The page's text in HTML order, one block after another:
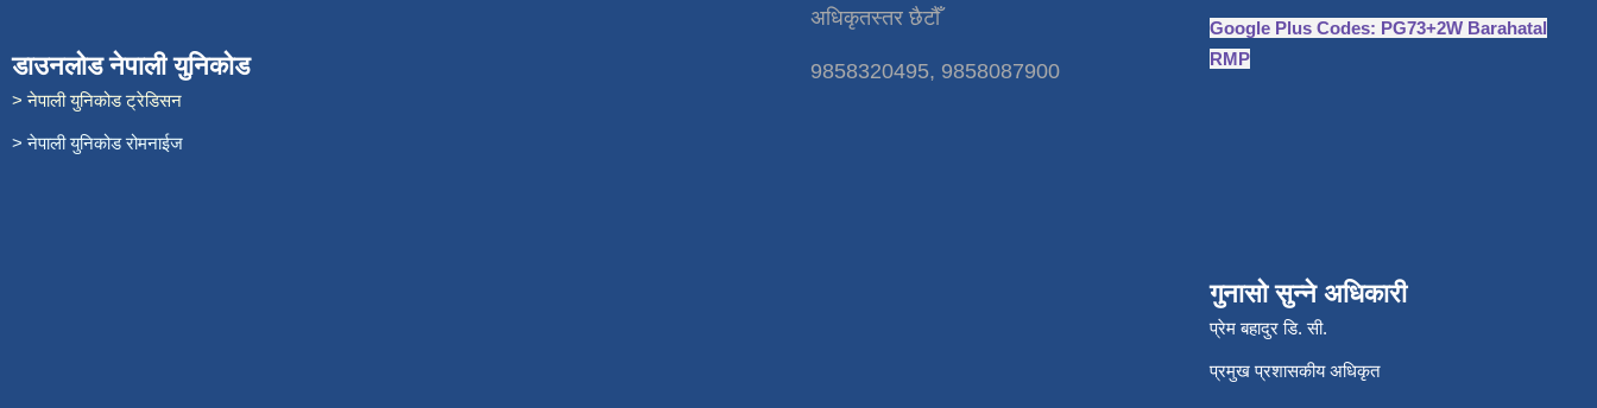
डाउनलोड नेपाली युनिकोड
> नेपाली युनिकोड ट्रेडिसन
> नेपाली युनिकोड रोमनाईज
अधिकृतस्तर छैटौँ
9858320495, 9858087900
Google Plus Codes: PG73+2W Barahatal
RMP
गुनासो सुन्ने अधिकारी
प्रेम बहादुर डि. सी.
प्रमुख प्रशासकीय अधिकृत